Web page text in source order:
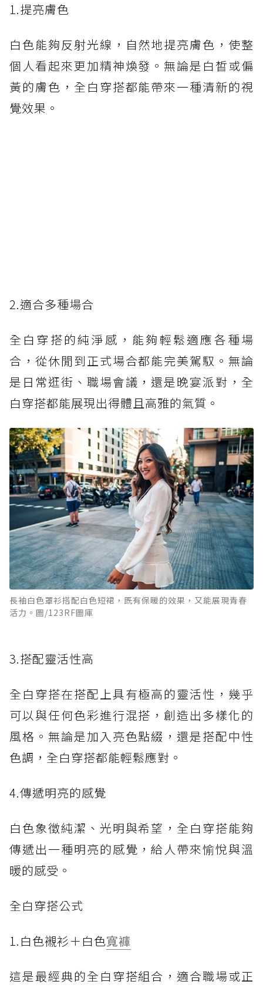
1.提亮膚色
白色能夠反射光線，自然地提亮膚色，使整
個人看起來更加精神煥發。無論是白皙或偏
黃的膚色，全白穿搭都能帶來一種清新的視
覺效果。
2.適合多種場合
全白穿搭的純淨感，能夠輕鬆適應各種場
合，從休閒到正式場合都能完美駕馭。無論
是日常逛街、職場會議，還是晚宴派對，全
白穿搭都能展現出得體且高雅的氣質。
長袖白色罩衫搭配白色短裙，既有保暖的效果，又能展現青春
活力。圖/123RF圖庫
3.搭配靈活性高
全白穿搭在搭配上具有極高的靈活性，幾乎
可以與任何色彩進行混搭，創造出多樣化的
風格。無論是加入亮色點綴，還是搭配中性
色調，全白穿搭都能輕鬆應對。
4.傳遞明亮的感覺
白色象徵純潔、光明與希望，全白穿搭能夠
傳遞出一種明亮的感覺，給人帶來愉悅與溫
暖的感受。
全白穿搭公式
1.白色襯衫＋白色寬褲
這是最經典的全白穿搭組合，適合職場或正